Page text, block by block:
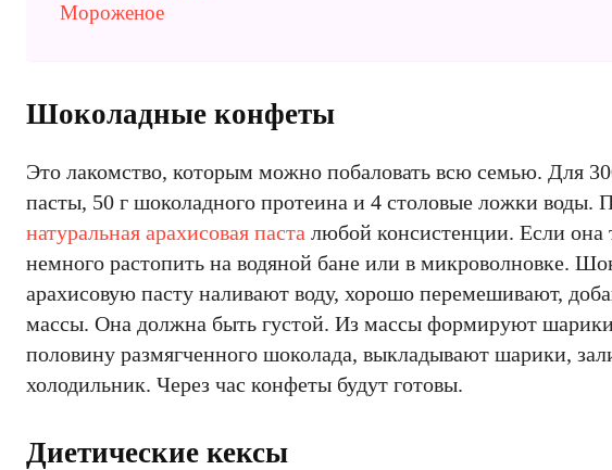
Мороженое
Шоколадные конфеты
Это лакомство, которым можно побаловать всю семью. Для
пасты, 50 г шоколадного протеина и 4 столовые ложки
натуральная арахисовая паста любой консистенции. Если она
немного растопить на водяной бане или в микроволновке.
арахисовую пасту наливают воду, хорошо перемешивают,
массы. Она должна быть густой. Из массы формируют
половину размягченного шоколада, выкладывают шарики,
холодильник. Через час конфеты будут готовы.
Диетические кексы